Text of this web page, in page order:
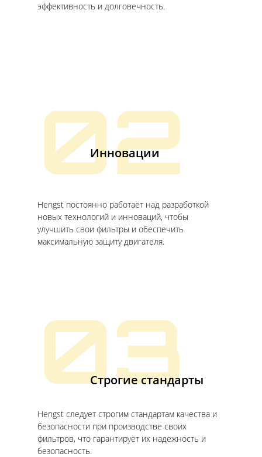
эффективность и долговечность.
02
Инновации
Hengst постоянно работает над разработкой
новых технологий и инноваций, чтобы
улучшить свои фильтры и обеспечить
максимальную защиту двигателя.
03
Строгие стандарты
Hengst следует строгим стандартам качества и
безопасности при производстве своих
фильтров, что гарантирует их надежность и
безопасность.